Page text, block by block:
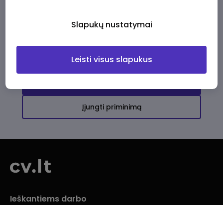
darbo pasiūlymų
Įjungti priminimą
Ieškantiems darbo
Slapukų nustatymai
Leisti visus slapukus